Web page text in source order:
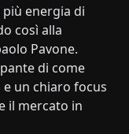
energia di
così alla
Pavone.
di come
un chiaro focus
il mercato in